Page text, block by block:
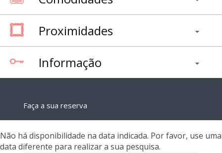
Proximidades
Informação
Faça a sua reserva
Não há disponibilidade na data indicada. Por favor, use uma
data diferente para realizar a sua pesquisa.